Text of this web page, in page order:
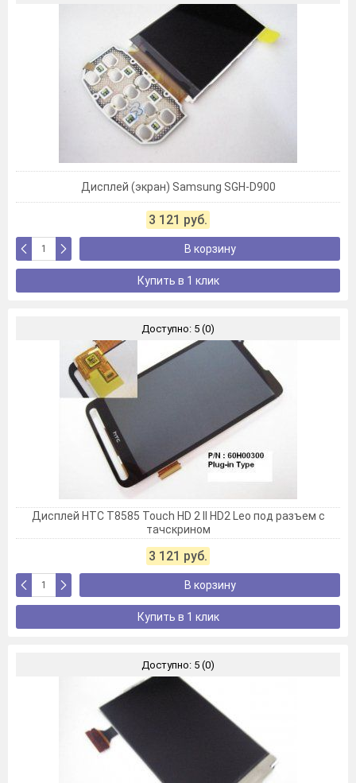
Дисплей (экран) Samsung SGH-D900
3 121 руб.
В корзину
Купить в 1 клик
Доступно: 5 (0)
Дисплей HTC T8585 Touch HD 2 II HD2 Leo под разъем с
тачскрином
3 121 руб.
В корзину
Купить в 1 клик
Доступно: 5 (0)